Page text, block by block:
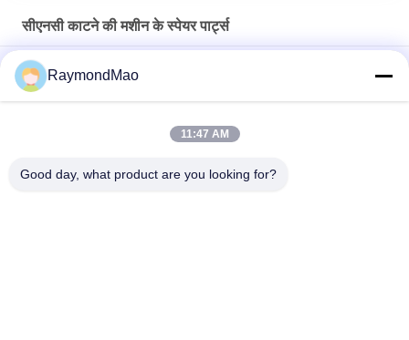
सीएनसी काटने की मशीन के स्पेयर पार्ट्स
50/60 हर्ट्ज कॉपर प्लाज्मा कटिंग टॉर्च
प्लाज्मा काटने वाली मशाल ठंडा और हाइपरथर्म 028872 प्लाज्मा काटने वाली ठंडा
RaymondMao
11:47 AM
Good day, what product are you looking for?